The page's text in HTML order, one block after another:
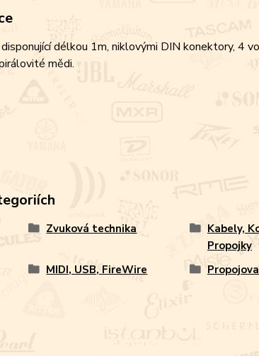
délkou 1m, niklovými DIN konektory, 4
mědi.
Zvuková technika
Kabely,
Propojky
MIDI, USB, FireWire